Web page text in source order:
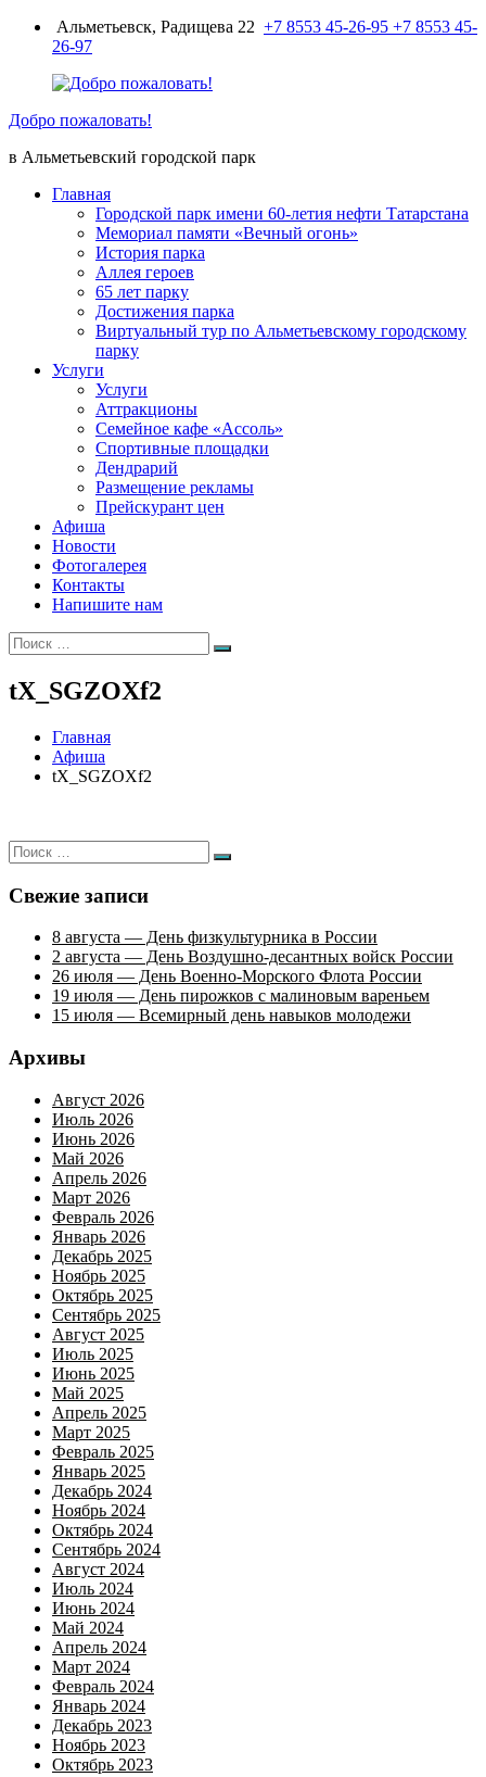
ПерейтиАльметьевск, Радищева 22 +7 8553 45-26-95 +7 8553 45-
26-97
Добро пожаловать!
в Альметьевский городской парк
Главная
Городской парк имени 60-летия нефти Татарстана
Мемориал памяти «Вечный огонь»
История парка
Аллея героев
65 лет парку
Достижения парка
Виртуальный тур по Альметьевскому городскому
парку
Услуги
Услуги
Аттракционы
Семейное кафе «Ассоль»
Спортивные площадки
Дендрарий
Размещение рекламы
Прейскурант цен
Афиша
Новости
Фотогалерея
Контакты
Напишите нам
Искать:
Поиск
tX_SGZOXf2
Главная
Афиша
tX_SGZOXf2
Искать:
Поиск
Свежие записи
8 августа — День физкультурника в России
2 августа — День Воздушно-десантных войск России
26 июля — День Военно-Морского Флота России
19 июля — День пирожков с малиновым вареньем
15 июля — Всемирный день навыков молодежи
Архивы
Август 2026
Июль 2026
Июнь 2026
Май 2026
Апрель 2026
Март 2026
Февраль 2026
Январь 2026
Декабрь 2025
Ноябрь 2025
Октябрь 2025
Сентябрь 2025
Август 2025
Июль 2025
Июнь 2025
Май 2025
Апрель 2025
Март 2025
Февраль 2025
Январь 2025
Декабрь 2024
Ноябрь 2024
Октябрь 2024
Сентябрь 2024
Август 2024
Июль 2024
Июнь 2024
Май 2024
Апрель 2024
Март 2024
Февраль 2024
Январь 2024
Декабрь 2023
Ноябрь 2023
Октябрь 2023